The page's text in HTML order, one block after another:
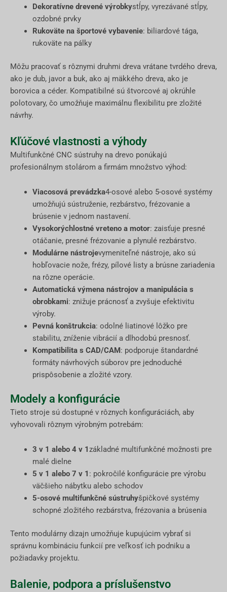
Dekoratívne drevené výrobkystĺpy, vyrezávané stĺpy,
ozdobné prvky
Rukoväte na športové vybavenie: biliardové tága,
rukoväte na pálky
Môžu pracovať s rôznymi druhmi dreva vrátane tvrdého dreva,
ako je dub, javor a buk, ako aj mäkkého dreva, ako je
borovica a céder. Kompatibilné sú štvorcové aj okrúhle
polotovary, čo umožňuje maximálnu flexibilitu pre zložité
návrhy.
Kľúčové vlastnosti a výhody
Multifunkčné CNC sústruhy na drevo ponúkajú
profesionálnym stolárom a firmám množstvo výhod:
Viacosová prevádzka4-osové alebo 5-osové systémy
umožňujú sústruženie, rezbárstvo, frézovanie a
brúsenie v jednom nastavení.
Vysokorýchlostné vreteno a motor: zaisťuje presné
otáčanie, presné frézovanie a plynulé rezbárstvo.
Modulárne nástrojevymeniteľné nástroje, ako sú
hobľovacie nože, frézy, pílové listy a brúsne zariadenia
na rôzne operácie.
Automatická výmena nástrojov a manipulácia s
obrobkami: znižuje prácnosť a zvyšuje efektivitu
výroby.
Pevná konštrukcia: odolné liatinové lôžko pre
stabilitu, zníženie vibrácií a dlhodobú presnosť.
Kompatibilita s CAD/CAM: podporuje štandardné
formáty návrhových súborov pre jednoduché
prispôsobenie a zložité vzory.
Modely a konfigurácie
Tieto stroje sú dostupné v rôznych konfiguráciách, aby
vyhovovali rôznym výrobným potrebám:
3 v 1 alebo 4 v 1 základné multifunkčné možnosti pre
malé dielne
5 v 1 alebo 7 v 1 : pokročilé konfigurácie pre výrobu
väčšieho nábytku alebo schodov
5-osové multifunkčné sústruhyšpičkové systémy
schopné zložitého rezbárstva, frézovania a brúsenia
Tento modulárny dizajn umožňuje kupujúcim vybrať si
správnu kombináciu funkcií pre veľkosť ich podniku a
požiadavky projektu.
Balenie, podpora a príslušenstvo